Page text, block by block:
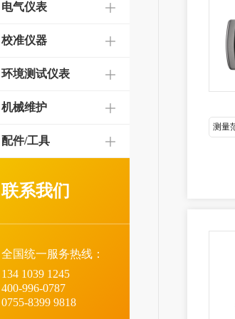
电气仪表
校准仪器
环境测试仪表
机械维护
配件/工具
联系我们
全国统一服务热线：
134 1039 1245
400-996-0787
0755-8399 9818
测量